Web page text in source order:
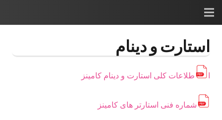
استارت و دینام
ا طلاعات کلی استارت و دینام کامینز
شماره فنی استارتر های کامینز